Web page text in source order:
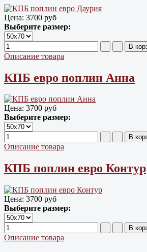
Цена: 3700 руб
Выберите размер:
Описание товара
КПБ евро поплин Анна
Цена: 3700 руб
Выберите размер:
Описание товара
КПБ поплин евро Контур
Цена: 3700 руб
Выберите размер:
Описание товара